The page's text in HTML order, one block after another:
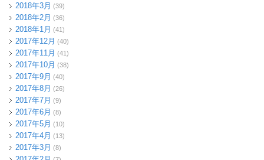
2018年3月 (39)
2018年2月 (36)
2018年1月 (41)
2017年12月 (40)
2017年11月 (41)
2017年10月 (38)
2017年9月 (40)
2017年8月 (26)
2017年7月 (9)
2017年6月 (8)
2017年5月 (10)
2017年4月 (13)
2017年3月 (8)